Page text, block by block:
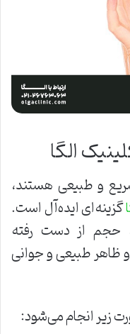
الگا
و طبیعی هستند،
گزینه‌ای ایده‌آل است.
حجم از دست رفته
ظاهر طبیعی و جوانی
زیر انجام می‌شود: